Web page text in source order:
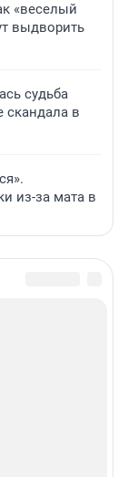
«веселый
выдворить
судьба
скандала в
из-за мата в